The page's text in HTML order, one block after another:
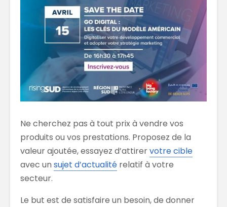
Ne cherchez pas à tout prix à vendre vos
produits ou vos prestations. Proposez de la
valeur ajoutée, essayez d’attirervotre cible
avec un sujet d’actualité relatif à votre
secteur.
Le but est de satisfaire un besoin, de donner